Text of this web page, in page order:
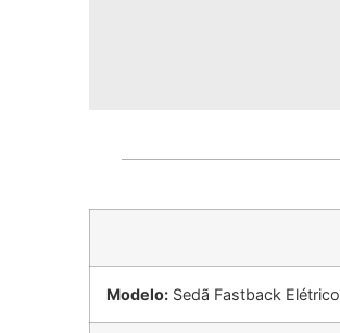
Modelo: Sedã Fastback Elétrico